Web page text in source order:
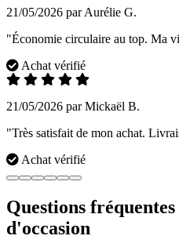
21/05/2026 par Aurélie G.
"Économie circulaire au top. Ma
Achat vérifié
21/05/2026 par Mickaël B.
"Très satisfait de mon achat.
Achat vérifié
Questions
d'occasion